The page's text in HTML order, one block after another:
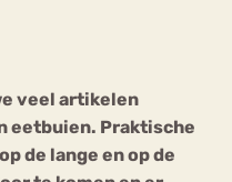
veel artikelen
eetbuien. Praktische
de lange en op de
Anorexia Nervosa